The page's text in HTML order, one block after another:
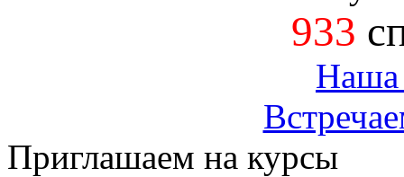
933
Наша
Приглашаем на курсы